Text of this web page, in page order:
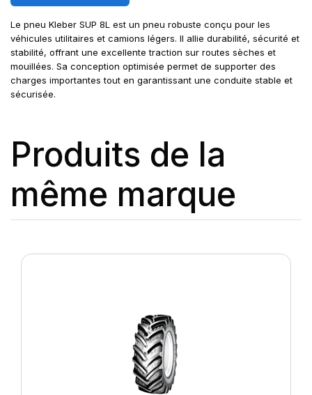
Le pneu Kleber SUP 8L est un pneu robuste conçu pour les
véhicules utilitaires et camions légers. Il allie durabilité, sécurité et
stabilité, offrant une excellente traction sur routes sèches et
mouillées. Sa conception optimisée permet de supporter des
charges importantes tout en garantissant une conduite stable et
sécurisée.
Produits de la
même marque